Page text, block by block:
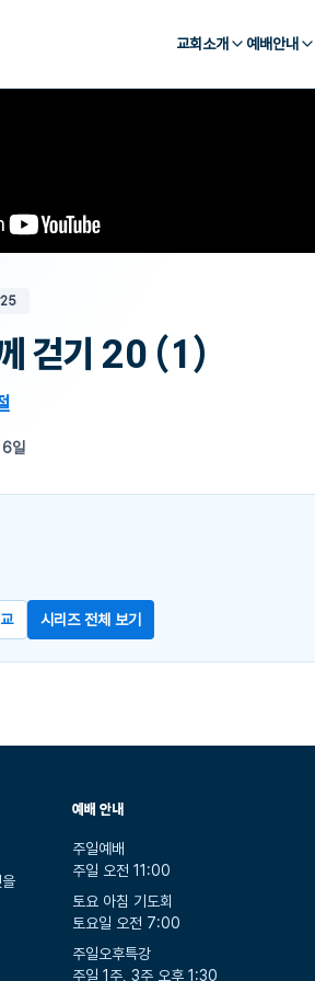
교회소개 예배안내
걷기 20 (1)
일
시리즈 전체 보기
예배 안내
주일예배
주일 오전 11:00
토요 아침 기도회
토요일 오전 7:00
주일오후특강
주일 1주, 3주 오후 1:30